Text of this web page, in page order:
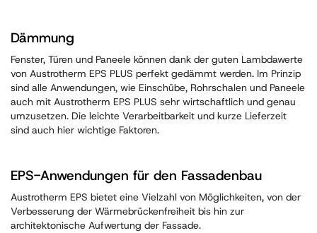
Dämmung
Fenster, Türen und Paneele können dank der guten Lambdawerte
von Austrotherm EPS PLUS perfekt gedämmt werden. Im Prinzip
sind alle Anwendungen, wie Einschübe, Rohrschalen und Paneele
auch mit Austrotherm EPS PLUS sehr wirtschaftlich und genau
umzusetzen. Die leichte Verarbeitbarkeit und kurze Lieferzeit
sind auch hier wichtige Faktoren.
EPS-Anwendungen für den Fassadenbau
Austrotherm EPS bietet eine Vielzahl von Möglichkeiten, von der
Verbesserung der Wärmebrückenfreiheit bis hin zur
architektonische Aufwertung der Fassade.